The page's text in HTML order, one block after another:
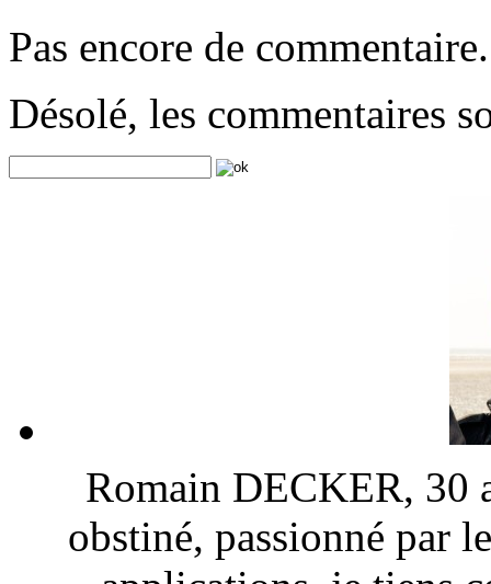
Pas encore de commentaire.
Désolé, les commentaires
Romain DECKER, 30
obstiné, passionné par